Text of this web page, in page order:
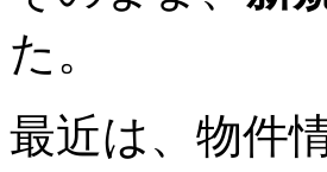
た。
最近は、物件